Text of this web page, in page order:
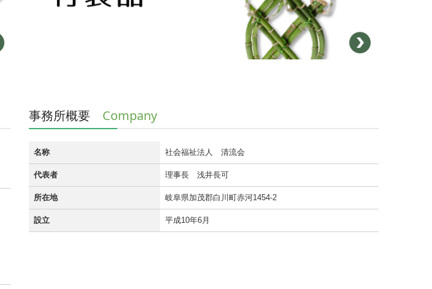
事務所概要 Company
名称 社会福祉法人 清流会
代表者 理事長 浅井長可
所在地 岐阜県加茂郡白川町赤河1454-2
設立 平成10年6月